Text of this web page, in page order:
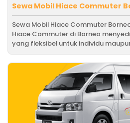
Sewa Mobil Hiace Commuter
Sewa Mobil Hiace Commuter
Hiace Commuter di Borneo
yang fleksibel untuk individu